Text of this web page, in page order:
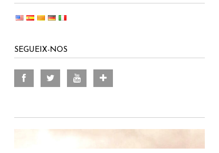
SEGUEIX-NOS